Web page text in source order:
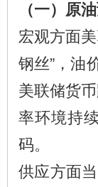
（一）原
宏观方面
钢丝”，油
美联储货
率环境持
码。
供应方面